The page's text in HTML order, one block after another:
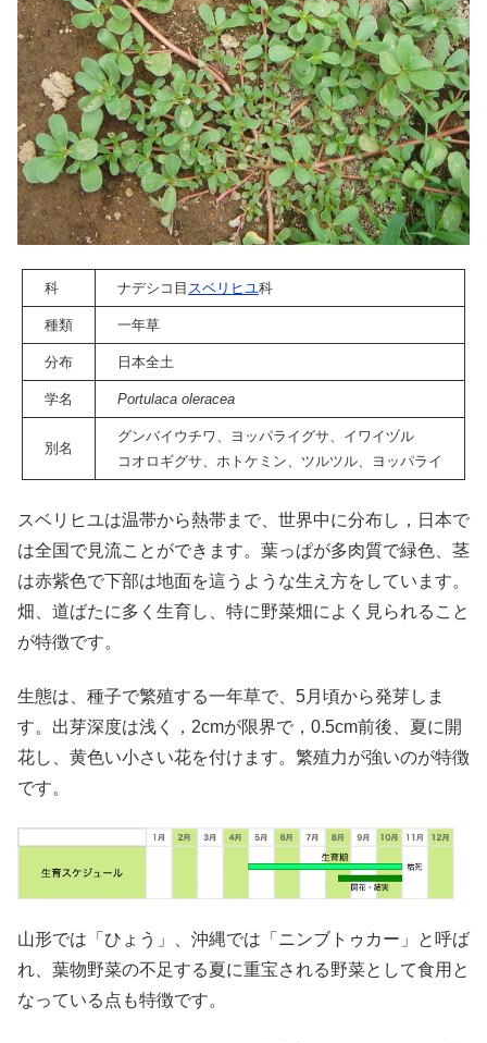
科 ナデシコ目 スベリヒユ科
種類 一年草
分布 日本全土
学名 Portulaca oleracea
別名
グンバイウチワ、ヨッパライグサ、イワイヅル
コオロギグサ、 ホトケミン、ツルツル、ヨッパライ
スベリヒユは温帯から熱帯まで、世界中に分布し，日本で
は全国で見流ことができます。 葉っぱが多肉質で緑色、茎
は赤紫色で下部は地面を這うような生え方をしています。
畑、道ばたに多く生育し、特に野菜畑によく見られること
が特徴です。
生態は、種子で繁殖する一年草で、5月頃から発芽しま
す。出芽深度は浅く，2cmが限界で，0.5cm前後、夏に開
花し、黄色い小さい花を付けます。繁殖力が強いのが特徴
です。
山形では「ひょう」、沖縄では「ニンブトゥカー」と呼ば
れ、葉物野菜の不足する夏に重宝される野菜として食用と
なっている点も特徴です。